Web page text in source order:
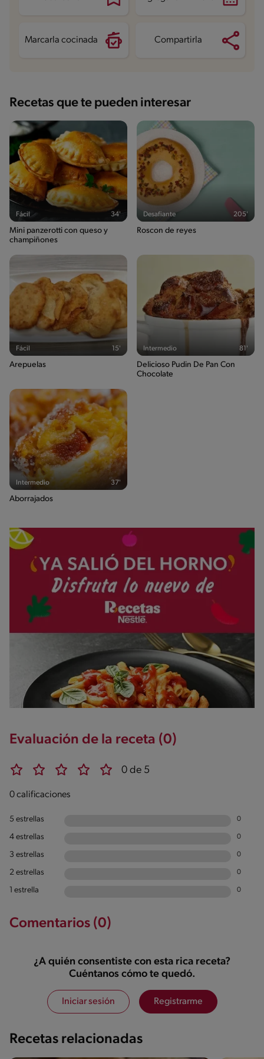
Marcarla cocinada Compartirla
Recetas que te pueden interesar
Fácil 34'
Mini panzerotti con queso y
champiñones
Desafiante 205'
Roscon de reyes
Fácil 15'
Arepuelas
Intermedio 81'
Delicioso Pudin De Pan Con
Chocolate
Intermedio 37'
Aborrajados
Evaluación de la receta (0)
0 de 5
0 calificaciones
5 estrellas 0
4 estrellas 0
3 estrellas 0
2 estrellas 0
1 estrella 0
Comentarios (0)
¿A quién consentiste con esta rica receta?
Cuéntanos cómo te quedó.
Iniciar sesión Registrarme
Recetas relacionadas